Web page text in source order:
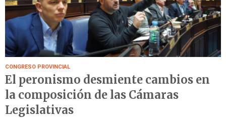
CONGRESO PROVINCIAL
El peronismo desmiente cambios en
la composición de las Cámaras
Legislativas